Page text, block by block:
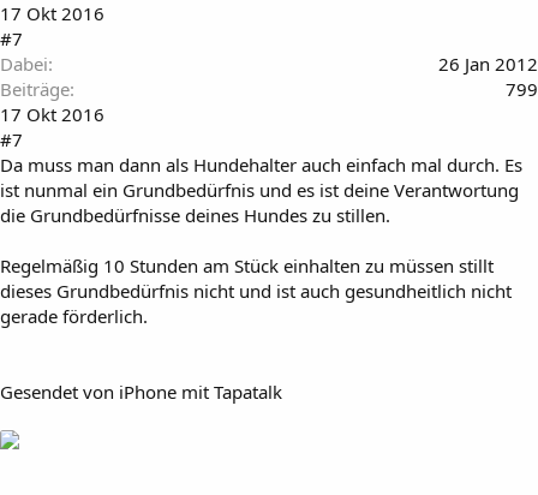
17 Okt 2016
#7
Dabei
26 Jan 2012
Beiträge
799
17 Okt 2016
#7
Da muss man dann als Hundehalter auch einfach mal durch. Es
ist nunmal ein Grundbedürfnis und es ist deine Verantwortung
die Grundbedürfnisse deines Hundes zu stillen.
Regelmäßig 10 Stunden am Stück einhalten zu müssen stillt
dieses Grundbedürfnis nicht und ist auch gesundheitlich nicht
gerade förderlich.
Gesendet von iPhone mit Tapatalk